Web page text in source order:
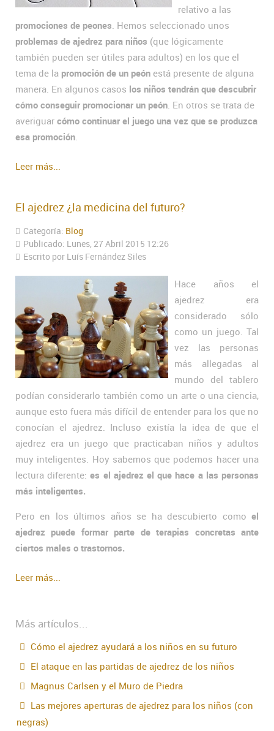
relativo a las
promociones de peones . Hemos seleccionado unos
problemas de ajedrez para niños (que lógicamente
también pueden ser útiles para adultos) en los que el
tema de la promoción de un peón está presente de alguna
manera. En algunos casos los niños tendrán que descubrir
cómo conseguir promocionar un peón . En otros se trata de
averiguar cómo continuar el juego una vez que se produzca
esa promoción
Leer más...
El ajedrez ¿la medicina del futuro?
Categoría: Blog
Publicado: Lunes, 27 Abril 2015 12:26
Escrito por Luís Fernández Siles
Hace años el
ajedrez era
considerado sólo
como un juego. Tal
vez las personas
más allegadas al
mundo del tablero
podían considerarlo también como un arte o una ciencia,
aunque esto fuera más difícil de entender para los que no
conocían el ajedrez. Incluso existía la idea de que el
ajedrez era un juego que practicaban niños y adultos
muy inteligentes. Hoy sabemos que podemos hacer una
lectura diferente:es el ajedrez el que hace a las personas
más inteligentes.
Pero en los últimos años se ha descubierto como el
ajedrez puede formar parte de terapias concretas ante
ciertos males o trastornos.
Leer más...
Más artículos...
Cómo el ajedrez ayudará a los niños en su futuro
El ataque en las partidas de ajedrez de los niños
Magnus Carlsen y el Muro de Piedra
Las mejores aperturas de ajedrez para los niños (con
negras)